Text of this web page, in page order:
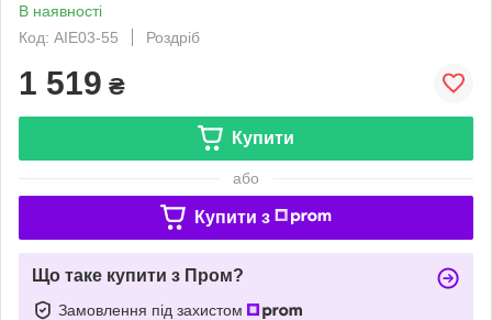
В наявності
Код: AIE03-55
Роздріб
1 519 ₴
Купити
або
Купити з
Що таке купити з Пром?
Замовлення під захистом